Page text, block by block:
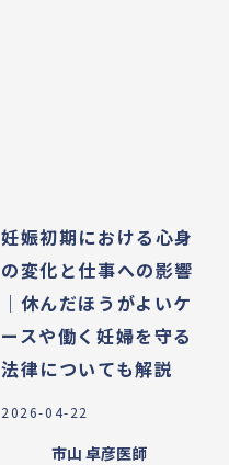
妊娠初期における心身
の変化と仕事への影響
｜休んだほうがよいケ
ースや働く妊婦を守る
法律についても解説
2026-04-22
市山 卓彦医師